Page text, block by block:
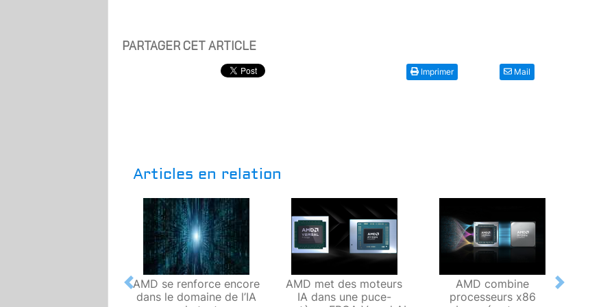
PARTAGER CET ARTICLE
Imprimer Mail
Articles en relation
AMD se renforce encore
dans le domaine de l’IA
AMD met des moteurs
IA dans une puce-
AMD combine
processeurs x86
Previous Next